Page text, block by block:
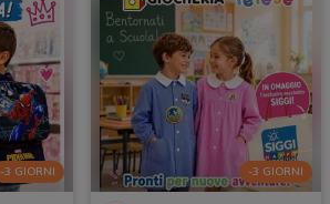
-3 GIORNI -3 GIORNI